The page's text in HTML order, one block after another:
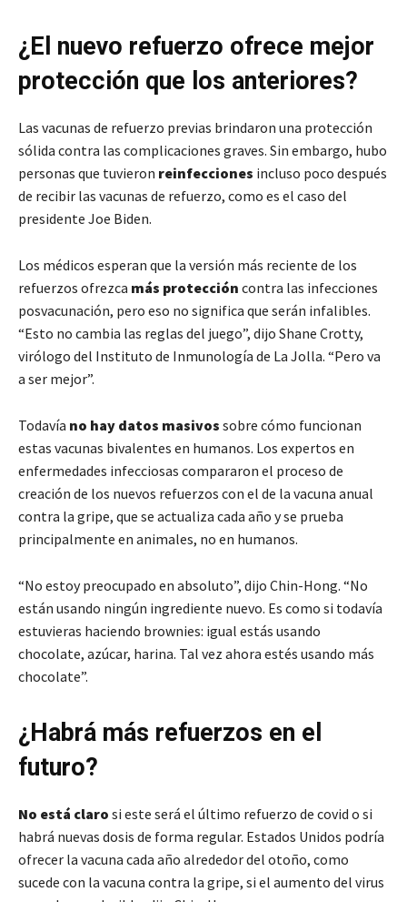
¿El nuevo refuerzo ofrece mejor
protección que los anteriores?
Las vacunas de refuerzo previas brindaron una protección
sólida contra las complicaciones graves. Sin embargo, hubo
personas que tuvieron reinfecciones incluso poco después
de recibir las vacunas de refuerzo, como es el caso del
presidente Joe Biden.
Los médicos esperan que la versión más reciente de los
refuerzos ofrezca más protección contra las infecciones
posvacunación, pero eso no significa que serán infalibles.
“Esto no cambia las reglas del juego”, dijo Shane Crotty,
virólogo del Instituto de Inmunología de La Jolla. “Pero va
a ser mejor”.
Todavía no hay datos masivos sobre cómo funcionan
estas vacunas bivalentes en humanos. Los expertos en
enfermedades infecciosas compararon el proceso de
creación de los nuevos refuerzos con el de la vacuna anual
contra la gripe, que se actualiza cada año y se prueba
principalmente en animales, no en humanos.
“No estoy preocupado en absoluto”, dijo Chin-Hong. “No
están usando ningún ingrediente nuevo. Es como si todavía
estuvieras haciendo brownies: igual estás usando
chocolate, azúcar, harina. Tal vez ahora estés usando más
chocolate”.
¿Habrá más refuerzos en el
futuro?
No está claro si este será el último refuerzo de covid o si
habrá nuevas dosis de forma regular. Estados Unidos podría
ofrecer la vacuna cada año alrededor del otoño, como
sucede con la vacuna contra la gripe, si el aumento del virus